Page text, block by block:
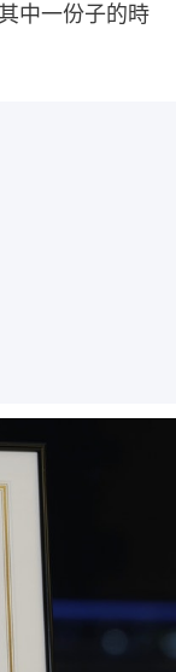
中一份子的時